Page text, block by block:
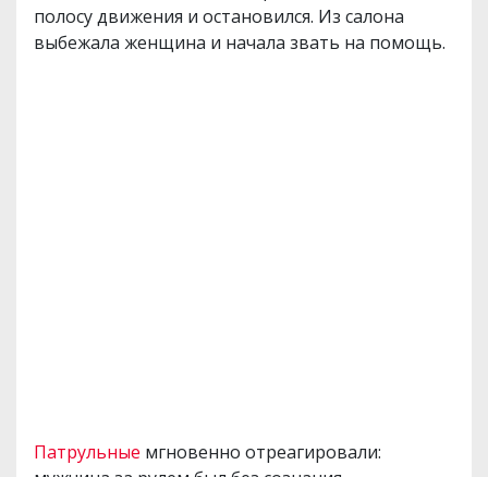
полосу движения и остановился. Из салона
выбежала женщина и начала звать на помощь.
Патрульные мгновенно отреагировали: